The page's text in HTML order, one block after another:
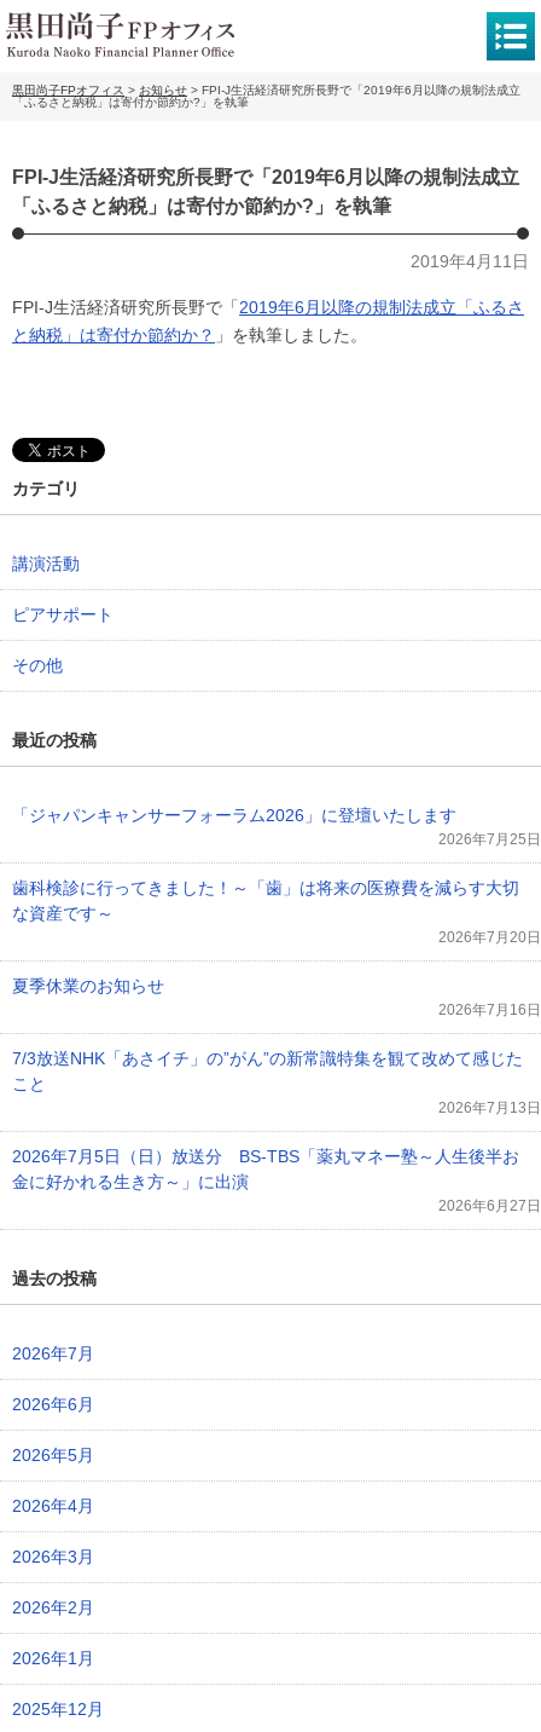
黒田尚子FPオフィス > お知らせ > FPI-J生活経済研究所長野で「2019年6月以降の規制法成立
「ふるさと納税」は寄付か節約か?」を執筆
FPI-J生活経済研究所長野で「2019年6月以降の規制法成立
「ふるさと納税」は寄付か節約か?」を執筆
2019年4月11日
FPI-J生活経済研究所長野で「2019年6月以降の規制法成立「ふるさ
と納税」は寄付か節約か？ 」を執筆しました。
カテゴリ
講演活動
ピアサポート
その他
最近の投稿
「ジャパンキャンサーフォーラム2026」に登壇いたします
2026年7月25日
歯科検診に行ってきました！～「歯」は将来の医療費を減らす大切
な資産です～
2026年7月20日
夏季休業のお知らせ
2026年7月16日
7/3放送NHK「あさイチ」の”がん”の新常識特集を観て改めて感じた
こと
2026年7月13日
2026年7月5日（日）放送分 BS-TBS「薬丸マネー塾～人生後半お
金に好かれる生き方～」に出演
2026年6月27日
過去の投稿
2026年7月
2026年6月
2026年5月
2026年4月
2026年3月
2026年2月
2026年1月
2025年12月